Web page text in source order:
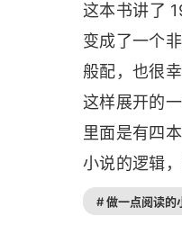
第一部
第二部
第三部
第四部
《未来》，
这本书讲了
变成了一个
般配，也很
这样展开的
里面是有四
小说的逻辑
这些证据来
# 做一点阅读的